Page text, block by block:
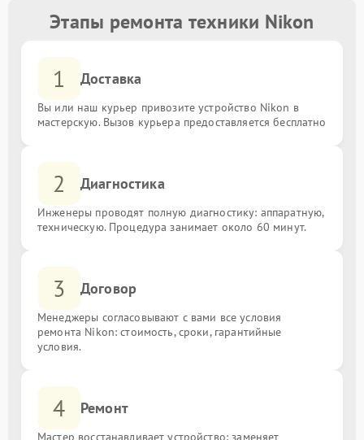
Этапы ремонта техники Nikon
1 Доставка
Вы или наш курьер привозите устройство Nikon в
мастерскую. Вызов курьера предоставляется бесплатно
2 Диагностика
Инженеры проводят полную диагностику: аппаратную,
техническую. Процедура занимает около 60 минут.
3 Договор
Менеджеры согласовывают с вами все условия
ремонта Nikon: стоимость, сроки, гарантийные
условия.
4 Ремонт
Мастер восстанавливает устройство: заменяет